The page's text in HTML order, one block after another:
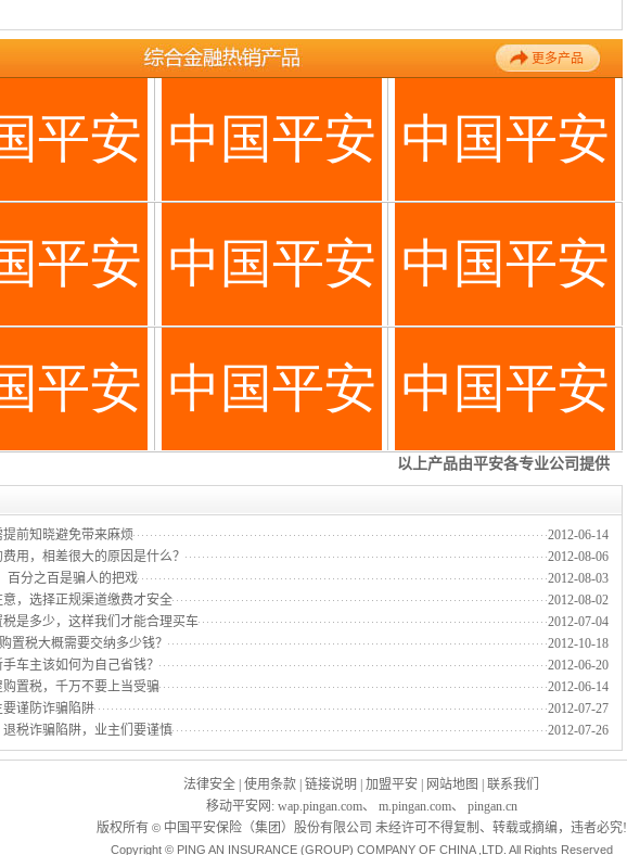
前知晓避免带来麻烦
2012-06-14
用，相差很大的原因是什么？
2012-08-06
百分之百是骗人的把戏
2012-08-03
，选择正规渠道缴费才安全
2012-08-02
是多少，这样我们才能合理买车
2012-07-04
置税大概需要交纳多少钱？
2012-10-18
车主该如何为自己省钱？
2012-06-20
置税，千万不要上当受骗
2012-06-14
谨防诈骗陷阱
2012-07-27
税诈骗陷阱，业主们要谨慎
2012-07-26
法律安全 使用条款 链接说明 加盟平安 网站地图
联系我们
移动平安网 : wap.pingan.com、 m.pingan.com、 pingan.cn
版权所有 ©中国平安保险（集团）股份有限公司 未经许可不得复制、转载或摘编，违者必究!
Copyright © PING AN INSURANCE (GROUP) COMPANY OF CHINA ,LTD. All Rights Reserved